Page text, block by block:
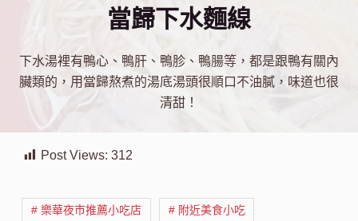
當歸下水麵線
下水湯裡有鴨心、鴨肝、鴨胗、鴨腸等，都是跟鴨有關內
臟類的，用當歸熬煮的湯底湯頭很順口不油膩，味道也很
清甜！
Post Views: 312
# 樂華夜市推薦小吃店 # 附近美食小吃